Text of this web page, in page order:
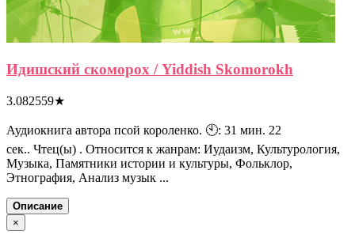
Идишский скоморох / Yiddish Skomorokh
3.082559★
Аудиокнига автора псой короленко. 🕙: 31 мин. 22
сек.. Чтец(ы) . Относится к жанрам: Иудаизм, Культурология,
Музыка, Памятники истории и культуры, Фольклор,
Этнография, Анализ музык ...
Описание
×